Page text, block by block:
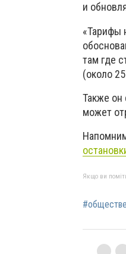
и
«Тарифы
там где
(около
Также он
может
Якщо ви